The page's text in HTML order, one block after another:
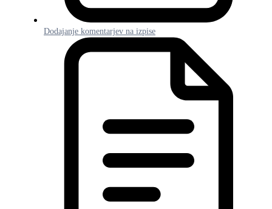
Dodajanje komentarjev na izpise